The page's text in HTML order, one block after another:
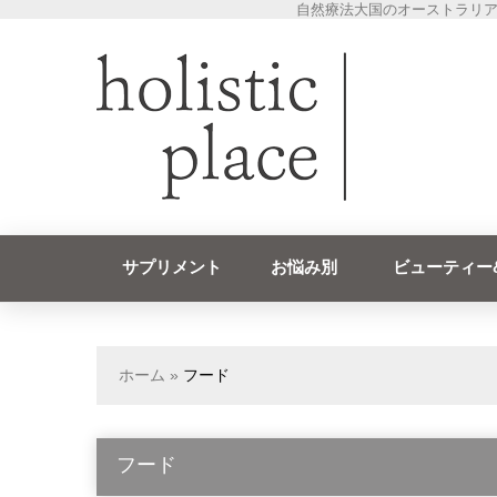
自然療法大国のオーストラリ
サプリメント お悩み別 ビューティ
ホーム » フード
フード